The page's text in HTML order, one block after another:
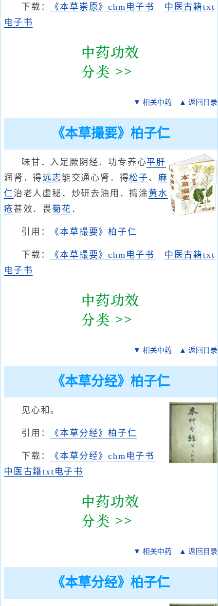
下载： 《本草崇原》chm电子书
中医古籍txt
电子书
▼ 相关中药 ▲ 返回目录
《本草撮要》柏子仁
味甘．入足厥阴经．功专养心平肝
润肾．得远志 能交通心肾．得松子、 麻
仁治老人虚秘．炒研去油用．捣涂黄水
疮甚效．畏 菊 花 ．
引用： 《本草撮要》柏子仁
下载： 《本草撮要》chm电子书
中医古籍txt
电子书
▼ 相关中药 ▲ 返回目录
《本草分经》柏子仁
见心和。
引用： 《本草分经》柏子仁
下载：
《本草分经》chm电子书
中医古籍txt电子书
▼ 相关中药 ▲ 返回目录
《本草分经》柏子仁